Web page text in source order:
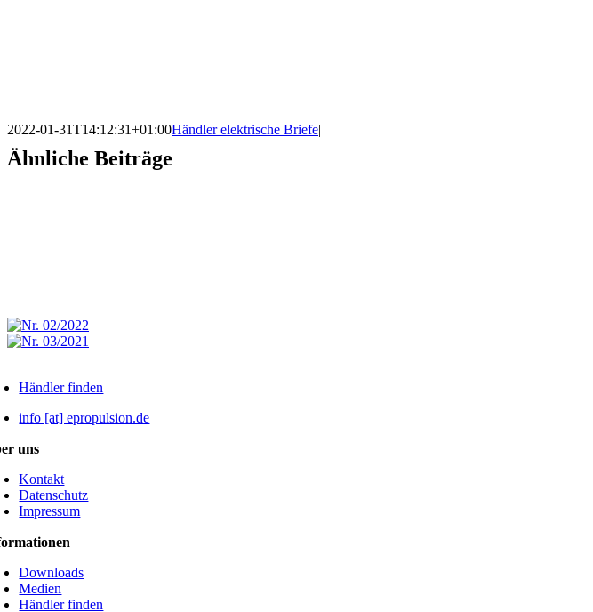
2022-01-31T14:12:31+01:00Händler elektrische Briefe|
Ähnliche Beiträge
Händler finden
info [at] epropulsion.de
uns
Kontakt
Datenschutz
Impressum
Downloads
Medien
Händler finden